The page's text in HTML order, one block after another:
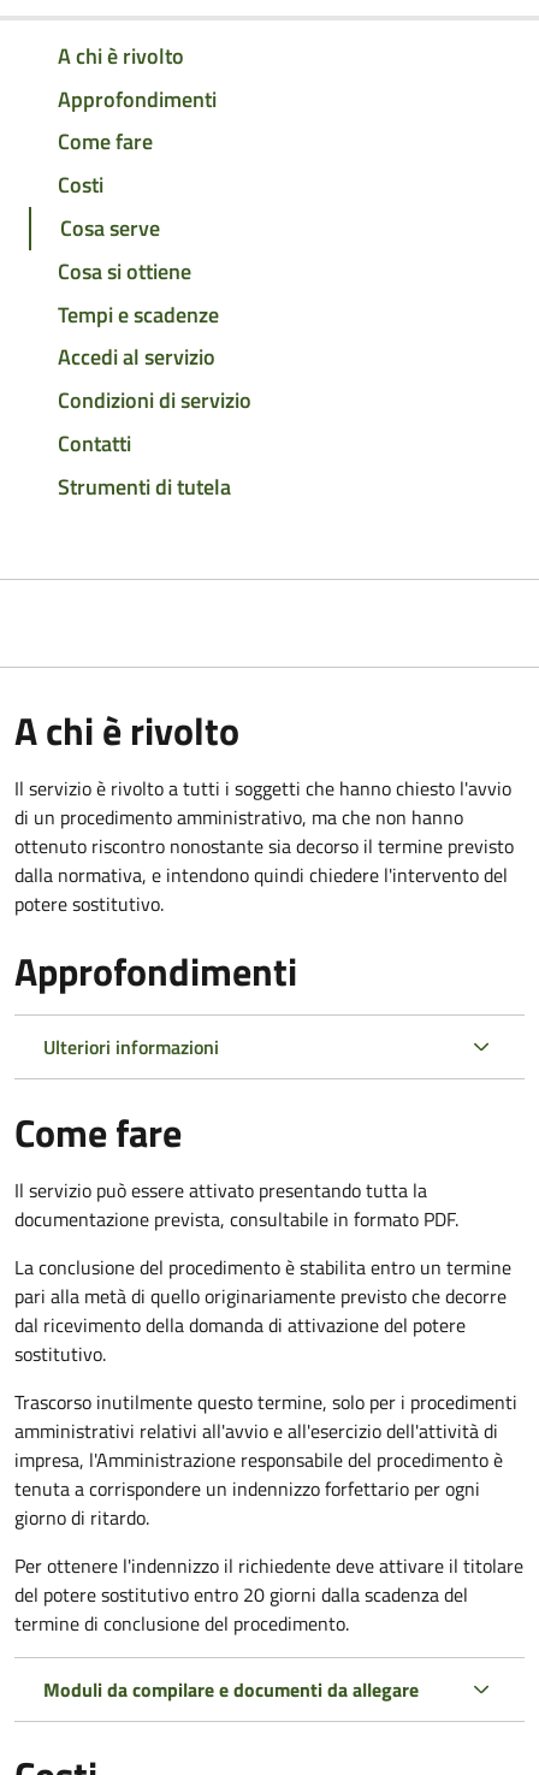
A chi è rivolto
Approfondimenti
Come fare
Costi
Cosa serve
Cosa si ottiene
Tempi e scadenze
Accedi al servizio
Condizioni di servizio
Contatti
Strumenti di tutela
A chi è rivolto
Il servizio è rivolto a tutti i soggetti che hanno chiesto l'avvio
di un procedimento amministrativo, ma che non hanno
ottenuto riscontro nonostante sia decorso il termine previsto
dalla normativa, e intendono quindi chiedere l'intervento del
potere sostitutivo.
Approfondimenti
Ulteriori informazioni
Come fare
Il servizio può essere attivato presentando tutta la
documentazione prevista, consultabile in formato PDF.
La conclusione del procedimento è stabilita entro un termine
pari alla metà di quello originariamente previsto che decorre
dal ricevimento della domanda di attivazione del potere
sostitutivo.
Trascorso inutilmente questo termine, solo per i procedimenti
amministrativi relativi all'avvio e all'esercizio dell'attività di
impresa, l'Amministrazione responsabile del procedimento è
tenuta a corrispondere un indennizzo forfettario per ogni
giorno di ritardo.
Per ottenere l'indennizzo il richiedente deve attivare il titolare
del potere sostitutivo entro 20 giorni dalla scadenza del
termine di conclusione del procedimento.
Moduli da compilare e documenti da allegare